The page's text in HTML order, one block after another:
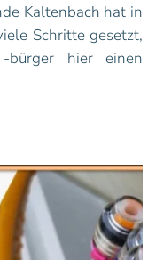
Kaltenbach hat in
Schritte gesetzt,
hier einen